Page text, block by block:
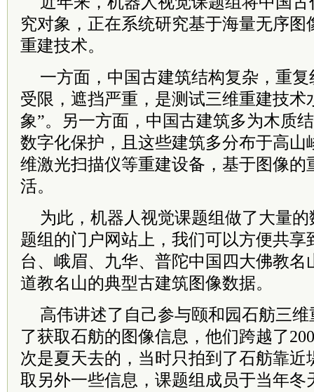
究对象，正在系统研究基于海量无序图
重建技术。
一方面，中国古建筑结构复杂，重
受限，遮挡严重，是测试三维重建技术
象”。另一方面，中国古建筑多为木质
数字化保护，且这些建筑多分布于高山
维激光扫描仪等重建设备，基于图像的
活。
为此，机器人视觉课题组做了大量
题组的门户网站上，我们可以方便共享
台、峨眉、九华、普陀中国四大佛教名
道教名山的典型古建筑图像数据。
高伟讲述了自己参与颐和园石舫三
了获取石舫的图像信息，他们跨越了
次是夏天去的，当时只拍到了石舫靠近
取另外一些信息，课题组成员于当年冬